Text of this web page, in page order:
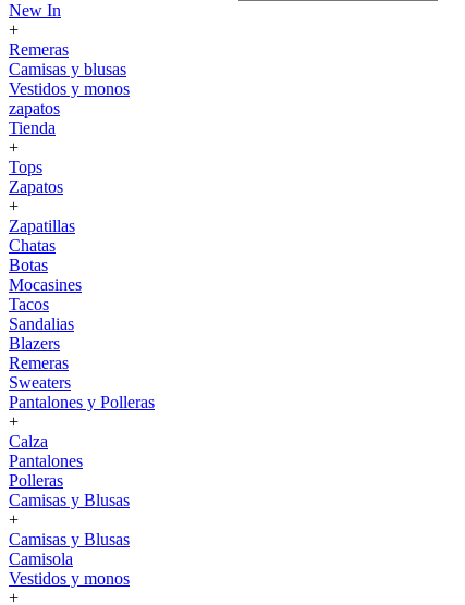
New In
+
Remeras
Camisas y blusas
Vestidos y monos
zapatos
Tienda
+
Tops
Zapatos
+
Zapatillas
Chatas
Botas
Mocasines
Tacos
Sandalias
Blazers
Remeras
Sweaters
Pantalones y Polleras
+
Calza
Pantalones
Polleras
Camisas y Blusas
+
Camisas y Blusas
Camisola
Vestidos y monos
+